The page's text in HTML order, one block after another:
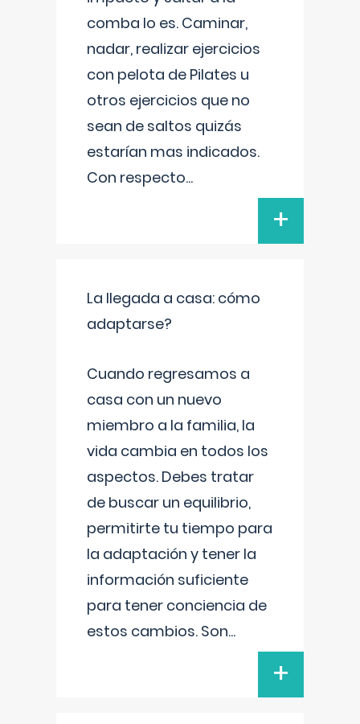
comba lo es. Caminar,
nadar, realizar ejercicios
con pelota de Pilates u
otros ejercicios que no
sean de saltos quizás
estarían mas indicados.
Con respecto...
+
La llegada a casa: cómo
adaptarse?
Cuando regresamos a
casa con un nuevo
miembro a la familia, la
vida cambia en todos los
aspectos. Debes tratar
de buscar un equilibrio,
permitirte tu tiempo para
la adaptación y tener la
información suficiente
para tener conciencia de
estos cambios. Son...
+